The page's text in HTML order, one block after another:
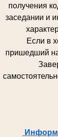
получения
заседании и
Если в
пришедший